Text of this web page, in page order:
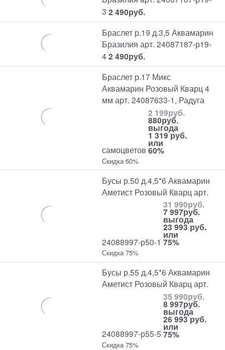
3 2 490руб.
Браслет р.19 д.3,5 Аквамарин
Бразилия арт. 24087187-р19-
4 2 490руб.
Браслет р.17 Микс
Аквамарин Розовый Кварц 4
мм арт. 24087633-1, Радуга
самоцветов
2 199руб.
880руб.
выгода
1 319 руб.
или
60%
Скидка 60%
Бусы р.50 д.4,5*6 Аквамарин
Аметист Розовый Кварц арт.
24088997-р50-1
31 990руб.
7 997руб.
выгода
23 993 руб.
или
75%
Скидка 75%
Бусы р.55 д.4,5*6 Аквамарин
Аметист Розовый Кварц арт.
24088997-р55-5
35 990руб.
8 997руб.
выгода
26 993 руб.
или
75%
Скидка 75%